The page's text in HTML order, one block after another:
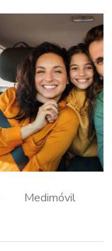
Medimóvil